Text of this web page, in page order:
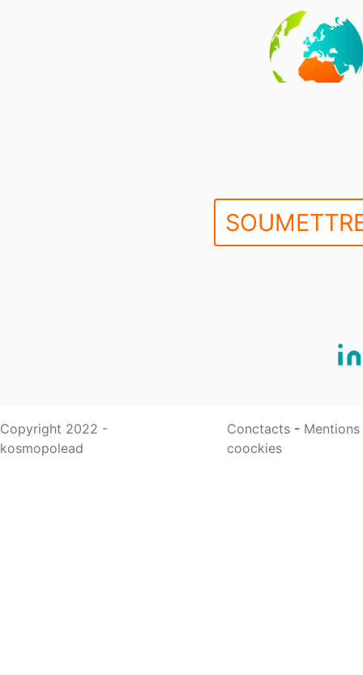
Copyright 2022 -
kosmopolead
Conctacts -
coockies